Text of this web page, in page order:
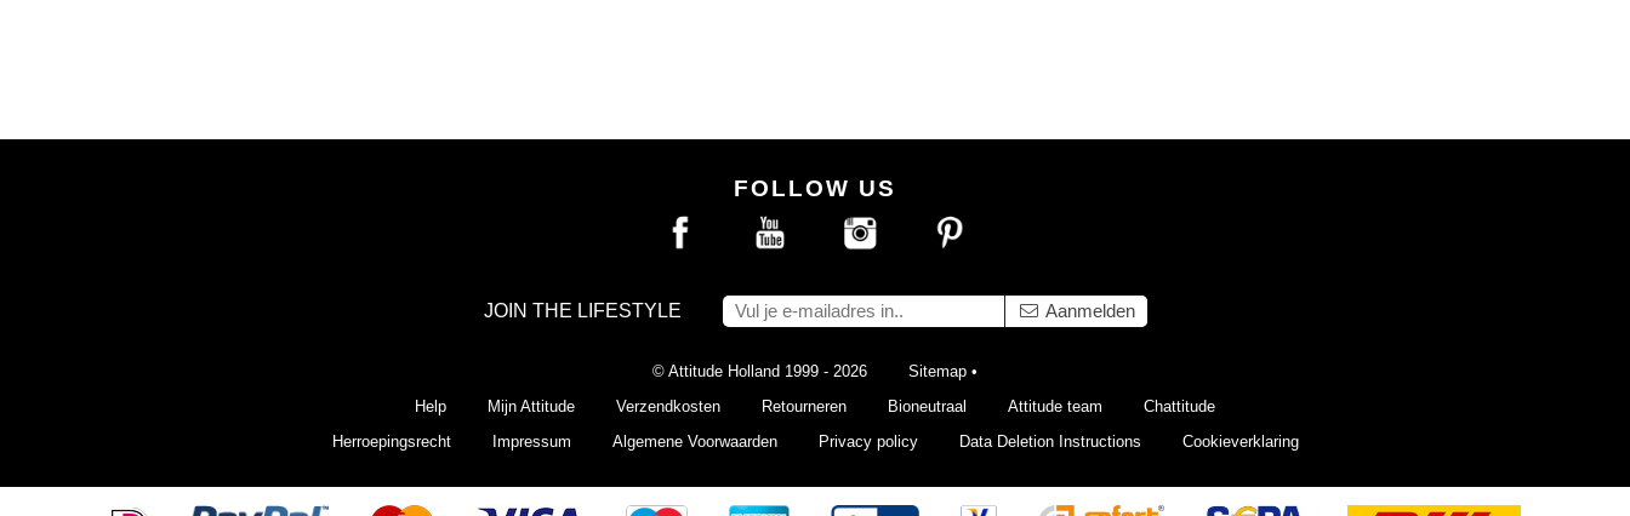
FOLLOW US
JOIN THE LIFESTYLE Aanmelden
© Attitude Holland 1999 - 2026 Sitemap •
Help
Mijn Attitude Verzendkosten Retourneren Bioneutraal Attitude team
Chattitude
Herroepingsrecht
Impressum Algemene Voorwaarden Privacy policy Data Deletion Instructions Cookieverklaring